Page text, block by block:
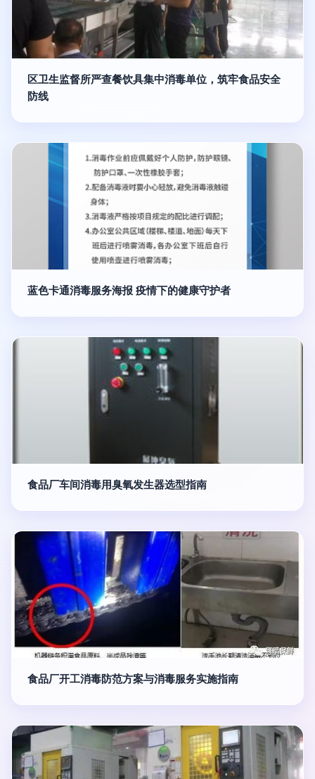
区卫生监督所严查餐饮具集中消毒单位，筑牢食品安全
防线
蓝色卡通消毒服务海报 疫情下的健康守护者
食品厂车间消毒用臭氧发生器选型指南
食品厂开工消毒防范方案与消毒服务实施指南